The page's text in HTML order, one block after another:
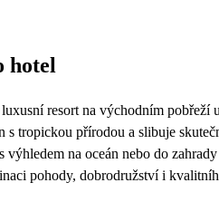
709
hotel
resort na východním pobřeží
s tropickou přírodou a slibuje
výhledem na oceán nebo do
pohody, dobrodružství i